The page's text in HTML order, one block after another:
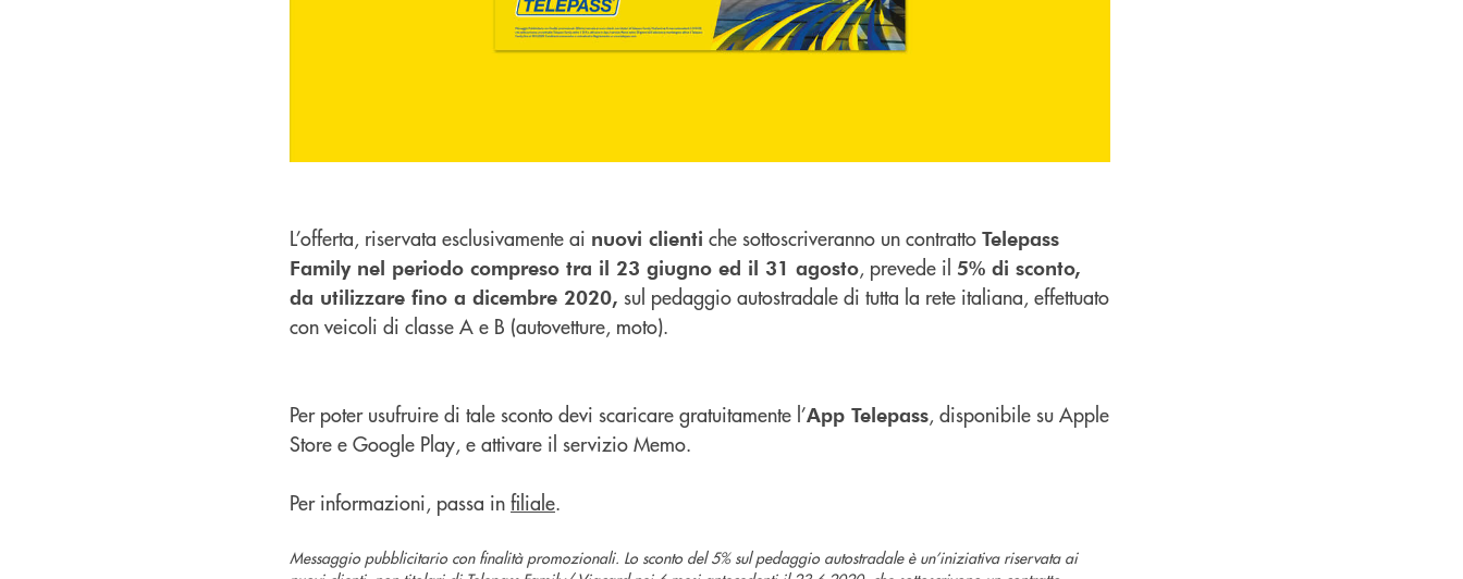
L’offerta, riservata esclusivamente ai nuovi clienti che sottoscriveranno un contratto Telepass
Family nel periodo compreso tra il 23 giugno ed il 31 agosto, prevede il 5% di sconto,
da utilizzare fino a dicembre 2020, sul pedaggio autostradale di tutta la rete italiana, effettuato
con veicoli di classe A e B (autovetture, moto).
Per poter usufruire di tale sconto devi scaricare gratuitamente l’App Telepass, disponibile su Apple
Store e Google Play, e attivare il servizio Memo.
Per informazioni, passa in filiale.
Messaggio pubblicitario con finalità promozionali. Lo sconto del 5% sul pedaggio autostradale è un’iniziativa riservata ai